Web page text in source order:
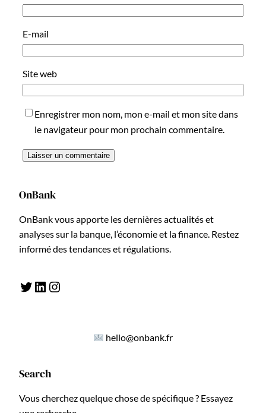
E-mail
Site web
Enregistrer mon nom, mon e-mail et mon site dans
le navigateur pour mon prochain commentaire.
OnBank
OnBank vous apporte les dernières actualités et
analyses sur la banque, l’économie et la finance. Restez
informé des tendances et régulations.
Twitter LinkedIn Instagram
hello@onbank.fr
Search
Vous cherchez quelque chose de spécifique ? Essayez